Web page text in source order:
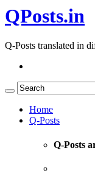
QPosts.in
Q-Posts translated in
Home
Q-Posts
Q-Posts